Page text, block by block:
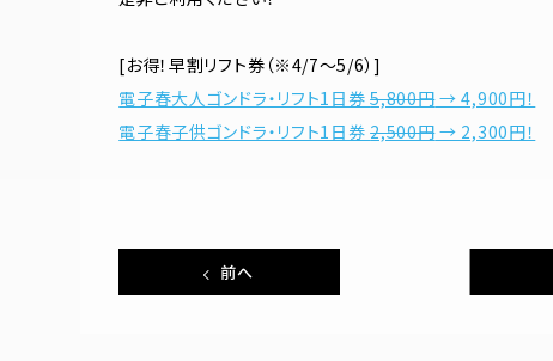
[お得！早割リフト券（※4/7～5/6）]
電子春大人ゴンドラ・リフト1日券5,800円→ 4,900円！
電子春子供ゴンドラ・リフト1日券2,500円→ 2,300円！
前へ